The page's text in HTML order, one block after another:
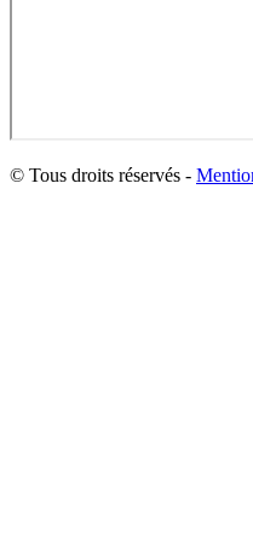
© Tous droits réservés -